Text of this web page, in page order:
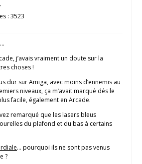
: 3523
j’avais vraiment un doute sur la
choses !
dur sur Amiga, avec moins d’ennemis au
niveaux, ça m’avait marqué dés le
facile, également en Arcade.
remarqué que les lasers bleus
du plafond et du bas à certains
… pourquoi ils ne sont pas venus
?